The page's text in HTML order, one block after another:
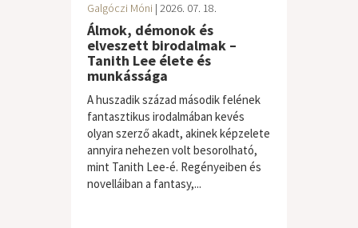
Galgóczi Móni | 2026. 07. 18.
Álmok, démonok és
elveszett birodalmak –
Tanith Lee élete és
munkássága
A huszadik század második felének
fantasztikus irodalmában kevés
olyan szerző akadt, akinek képzelete
annyira nehezen volt besorolható,
mint Tanith Lee-é. Regényeiben és
novelláiban a fantasy,...